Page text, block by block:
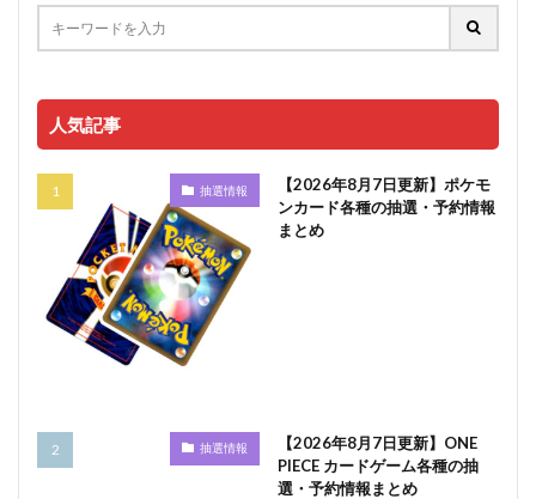
人気記事
抽選情報
【2026年8月7日更新】ポケモ
ンカード各種の抽選・予約情報
まとめ
抽選情報
【2026年8月7日更新】ONE
PIECE カードゲーム各種の抽
選・予約情報まとめ